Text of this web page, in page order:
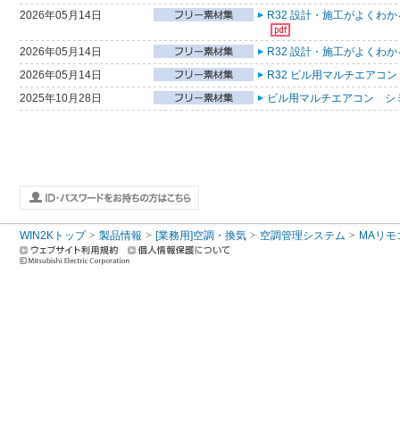
2026年05月14日
R32 設計・施工がよくわ
2026年05月14日
R32 設計・施工がよくわ
2026年05月14日
R32 ビル用マルチエアコ
2025年10月28日
ビル用マルチエアコン シ
WIN2Kトップ 製品情報 [業務用]空調・換気 空調管理システム MAリモ